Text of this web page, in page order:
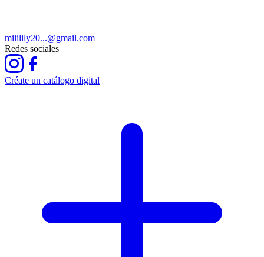
mililily20...@gmail.com
Redes sociales
Créate un catálogo digital